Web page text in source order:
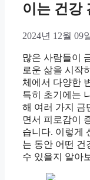
이는 건강
2024년 12월 09
많은 사람들이
로운 삶을 시작
체에서 다양한
특히 초기에는
해 여러 가지 금
면서 피로감이
습니다. 이렇게
는 동안 어떤 건
수 있을지 알아